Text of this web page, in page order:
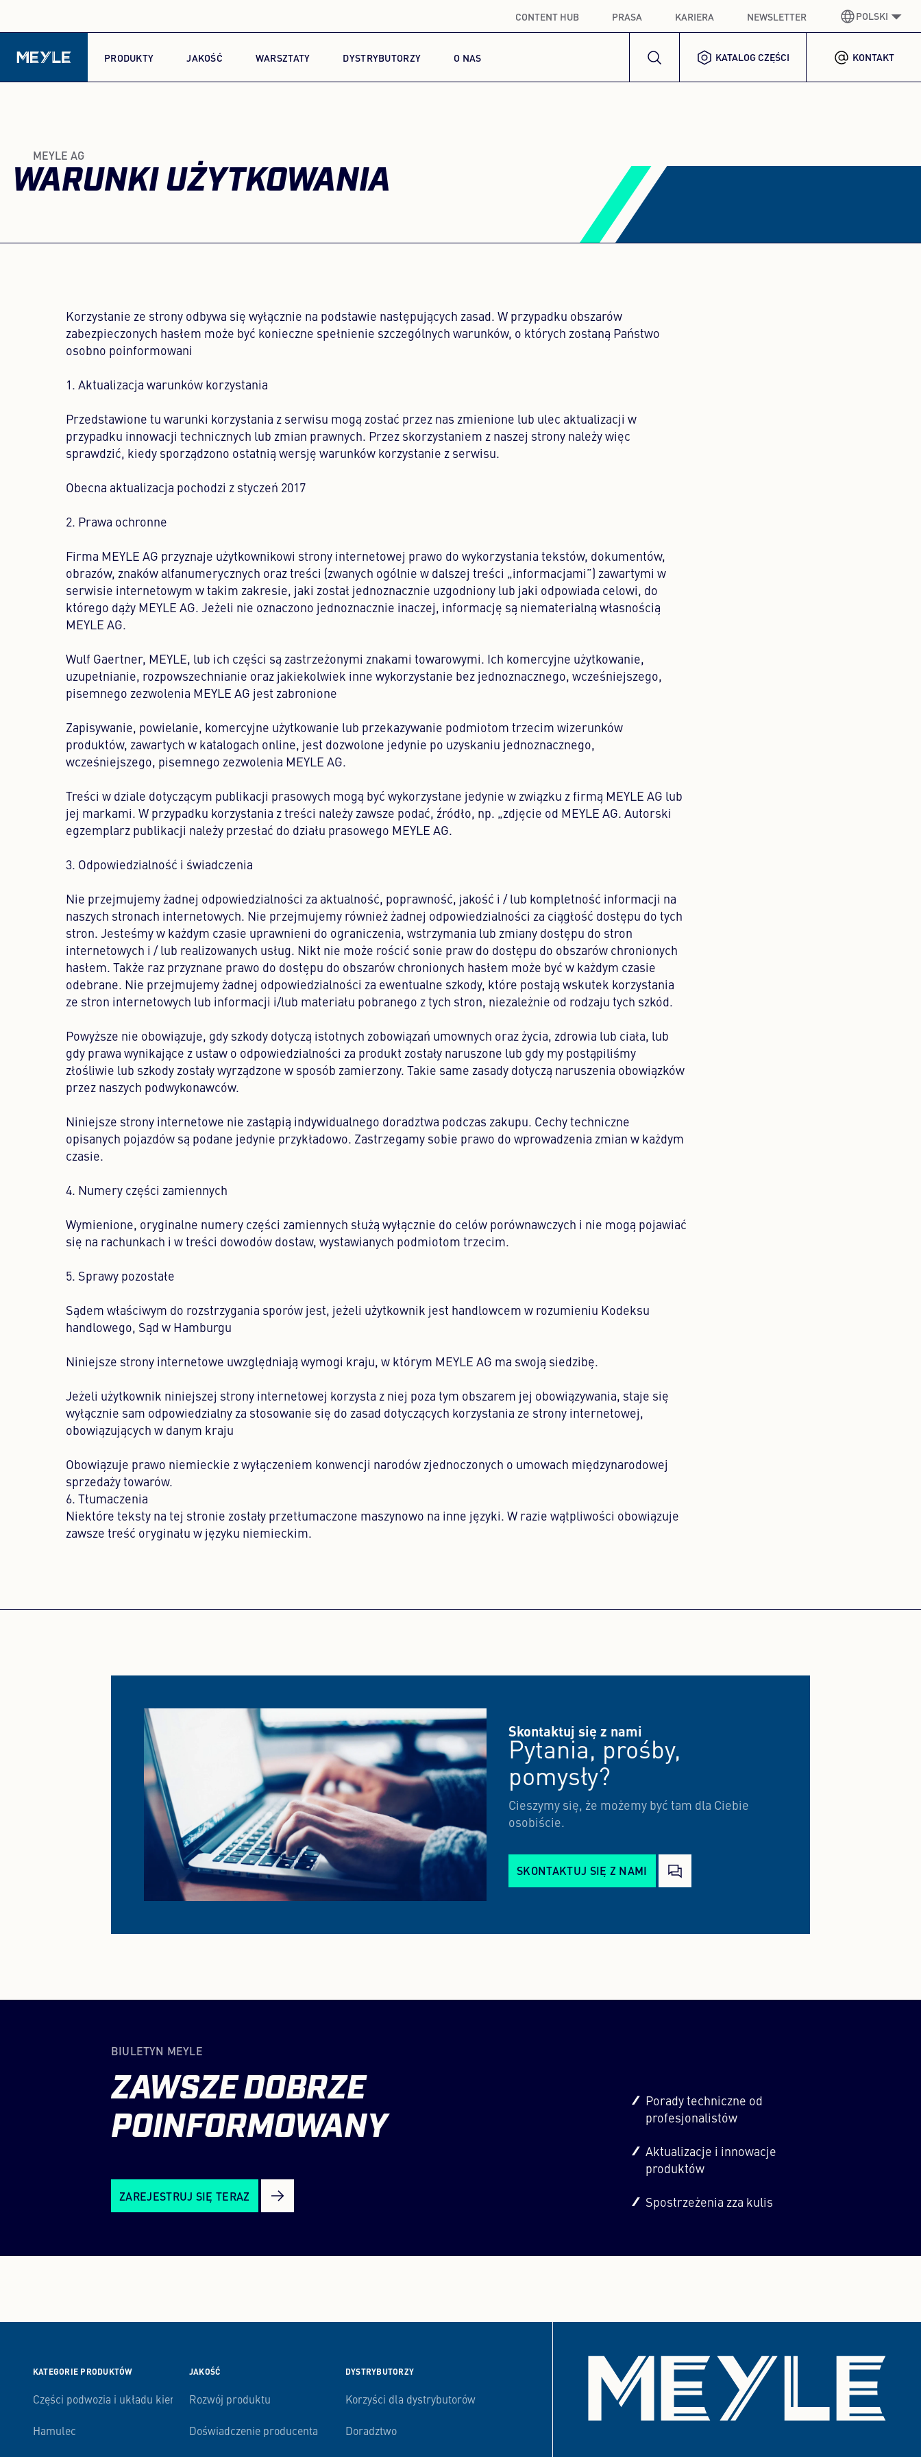
CONTENT HUB PRASA KARIERA NEWSLETTER POLSKI
NIEMIECKIGERMAN
PRODUKTY JAKOŚĆ WARSZTATY DYSTRYBUTORZY O NAS KATALOG CZĘŚCI KONTAKT
MEYLE AG
WARUNKI UŻYTKOWANIA
Korzystanie ze strony odbywa się wyłącznie na podstawie następujących zasad. W przypadku obszarów
zabezpieczonych hasłem może być konieczne spełnienie szczególnych warunków, o których zostaną Państwo
osobno poinformowani
1. Aktualizacja warunków korzystania
Przedstawione tu warunki korzystania z serwisu mogą zostać przez nas zmienione lub ulec aktualizacji w
przypadku innowacji technicznych lub zmian prawnych. Przez skorzystaniem z naszej strony należy więc
sprawdzić, kiedy sporządzono ostatnią wersję warunków korzystanie z serwisu.
Obecna aktualizacja pochodzi z styczeń 2017
2. Prawa ochronne
Firma MEYLE AG przyznaje użytkownikowi strony internetowej prawo do wykorzystania tekstów, dokumentów,
obrazów, znaków alfanumerycznych oraz treści (zwanych ogólnie w dalszej treści „informacjami”) zawartymi w
serwisie internetowym w takim zakresie, jaki został jednoznacznie uzgodniony lub jaki odpowiada celowi, do
którego dąży MEYLE AG. Jeżeli nie oznaczono jednoznacznie inaczej, informację są niematerialną własnością
MEYLE AG.
Wulf Gaertner, MEYLE, lub ich części są zastrzeżonymi znakami towarowymi. Ich komercyjne użytkowanie,
uzupełnianie, rozpowszechnianie oraz jakiekolwiek inne wykorzystanie bez jednoznacznego, wcześniejszego,
pisemnego zezwolenia MEYLE AG jest zabronione
Zapisywanie, powielanie, komercyjne użytkowanie lub przekazywanie podmiotom trzecim wizerunków
produktów, zawartych w katalogach online, jest dozwolone jedynie po uzyskaniu jednoznacznego,
wcześniejszego, pisemnego zezwolenia MEYLE AG.
Treści w dziale dotyczącym publikacji prasowych mogą być wykorzystane jedynie w związku z firmą MEYLE AG lub
jej markami. W przypadku korzystania z treści należy zawsze podać, źródło, np. „zdjęcie od MEYLE AG. Autorski
egzemplarz publikacji należy przesłać do działu prasowego MEYLE AG.
3. Odpowiedzialność i świadczenia
Nie przejmujemy żadnej odpowiedzialności za aktualność, poprawność, jakość i / lub kompletność informacji na
naszych stronach internetowych. Nie przejmujemy również żadnej odpowiedzialności za ciągłość dostępu do tych
stron. Jesteśmy w każdym czasie uprawnieni do ograniczenia, wstrzymania lub zmiany dostępu do stron
internetowych i / lub realizowanych usług. Nikt nie może rościć sonie praw do dostępu do obszarów chronionych
hasłem. Także raz przyznane prawo do dostępu do obszarów chronionych hasłem może być w każdym czasie
odebrane. Nie przejmujemy żadnej odpowiedzialności za ewentualne szkody, które postają wskutek korzystania
ze stron internetowych lub informacji i/lub materiału pobranego z tych stron, niezależnie od rodzaju tych szkód.
Powyższe nie obowiązuje, gdy szkody dotyczą istotnych zobowiązań umownych oraz życia, zdrowia lub ciała, lub
gdy prawa wynikające z ustaw o odpowiedzialności za produkt zostały naruszone lub gdy my postąpiliśmy
złośliwie lub szkody zostały wyrządzone w sposób zamierzony. Takie same zasady dotyczą naruszenia obowiązków
przez naszych podwykonawców.
Niniejsze strony internetowe nie zastąpią indywidualnego doradztwa podczas zakupu. Cechy techniczne
opisanych pojazdów są podane jedynie przykładowo. Zastrzegamy sobie prawo do wprowadzenia zmian w każdym
czasie.
4. Numery części zamiennych
Wymienione, oryginalne numery części zamiennych służą wyłącznie do celów porównawczych i nie mogą pojawiać
się na rachunkach i w treści dowodów dostaw, wystawianych podmiotom trzecim.
5. Sprawy pozostałe
Sądem właściwym do rozstrzygania sporów jest, jeżeli użytkownik jest handlowcem w rozumieniu Kodeksu
handlowego, Sąd w Hamburgu
Niniejsze strony internetowe uwzględniają wymogi kraju, w którym MEYLE AG ma swoją siedzibę.
Jeżeli użytkownik niniejszej strony internetowej korzysta z niej poza tym obszarem jej obowiązywania, staje się
wyłącznie sam odpowiedzialny za stosowanie się do zasad dotyczących korzystania ze strony internetowej,
obowiązujących w danym kraju
Obowiązuje prawo niemieckie z wyłączeniem konwencji narodów zjednoczonych o umowach międzynarodowej
sprzedaży towarów.
6. Tłumaczenia
Niektóre teksty na tej stronie zostały przetłumaczone maszynowo na inne języki. W razie wątpliwości obowiązuje
zawsze treść oryginału w języku niemieckim.
Skontaktuj się z nami
Pytania, prośby,
pomysły?
Cieszymy się, że możemy być tam dla Ciebie
osobiście.
SKONTAKTUJ SIĘ Z NAMI
BIULETYN MEYLE
ZAWSZEDOBRZE
POINFORMOWANY
ZAREJESTRUJ SIĘ TERAZ
Porady techniczne od
profesjonalistów
Aktualizacje i innowacje
produktów
Spostrzeżenia zza kulis
KATEGORIE PRODUKTÓW
Części podwozia i układu kierowniczego
Hamulec
JAKOŚĆ
Rozwój produktu
Doświadczenie producenta
DYSTRYBUTORZY
Korzyści dla dystrybutorów
Doradztwo